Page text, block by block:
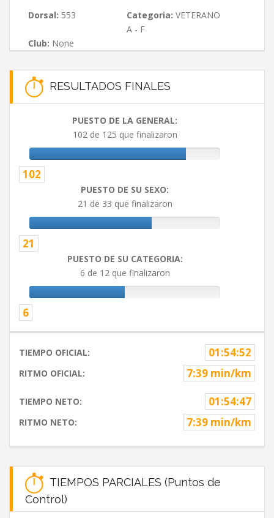
Dorsal: 553 Categoria: VETERANO
A - F
Club: None
RESULTADOS FINALES
PUESTO DE LA GENERAL:
102 de 125 que finalizaron
102
PUESTO DE SU SEXO:
21 de 33 que finalizaron
21
PUESTO DE SU CATEGORIA:
6 de 12 que finalizaron
6
TIEMPO OFICIAL: 01:54:52
RITMO OFICIAL: 7:39 min/km
TIEMPO NETO: 01:54:47
RITMO NETO: 7:39 min/km
TIEMPOS PARCIALES (Puntos de
Control)